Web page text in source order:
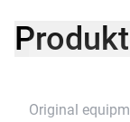
Original